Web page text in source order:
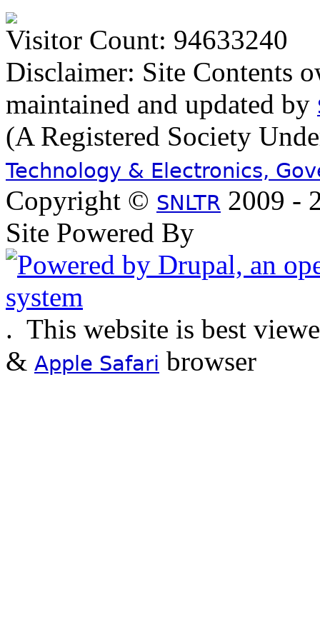
Visitor Count: 94633240
Disclaimer: Site Contents
maintained and updated by
(A Registered Society
Technology & Electronics,
Copyright © SNLTR 2009 -
Site Powered By
. This website is best
& Apple Safari browser